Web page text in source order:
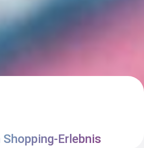
Erlebnis